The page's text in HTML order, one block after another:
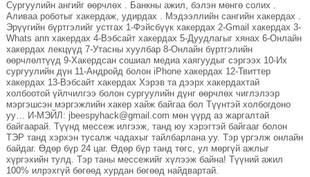
Сургуулийн ангийг өөрчлөх . Банкны ажил, бэлэн мөнгө солих .
Аливаа роботыг хакердаж, удирдах . Мэдээллийн сангийн хакердах .
Эрүүгийн бүртгэлийг устгах 1-Фэйсбүүк хакердах 2-Gmail хакердах 3-
Whats апп хакердах 4-Вэбсайт хакердах 5-Дуудлагыг хянах 6-Онлайн
хакердах лекцүүд 7-Утасны хуулбар 8-Онлайн бүртгэлийн
өөрчлөлтүүд 9-Хакердсан сошиал медиа хаягуудыг сэргээх 10-Их
сургуулийн дүн 11-Андройд болон iPhone хакердах 12-Твиттер
хакердах 13-Вэбсайт хакердах Хэрэв та дээрх хакердахтай
холбоотой үйлчилгээ болон сургуулийн дүнг өөрчлөх чиглэлээр
мэргэшсэн мэргэжлийн хакер хайж байгаа бол Түүнтэй холбогдоно
уу… И-МЭЙЛ: jbeespyhack@gmail.com мөн үүрд аз жаргалтай
байгаарай. Түүнд мессеж илгээж, танд юу хэрэгтэй байгааг болон
ТЭР танд хэрхэн тусалж чадахыг тайлбарлана уу. Тэр үргэлж онлайн
байдаг. Өдөр бүр 24 цаг. Өдөр бүр танд төгс, ул мөргүй ажлыг
хүргэхийн тулд. Тэр таны мессежийг хүлээж байна! Түүний ажил
100% илрэхгүй бөгөөд хурдан бөгөөд найдвартай.